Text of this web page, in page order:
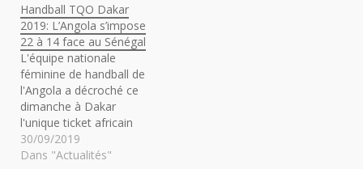
Handball TQO Dakar
2019: L’Angola s’impose
22 à 14 face au Sénégal
L'équipe nationale
féminine de handball de
l'Angola a décroché ce
dimanche à Dakar
l'unique ticket africain
qualificatif aux jeux
olympiques de 2020. Elle
30/09/2019
Dans "Actualités"